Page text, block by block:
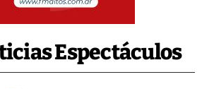
Espectáculos